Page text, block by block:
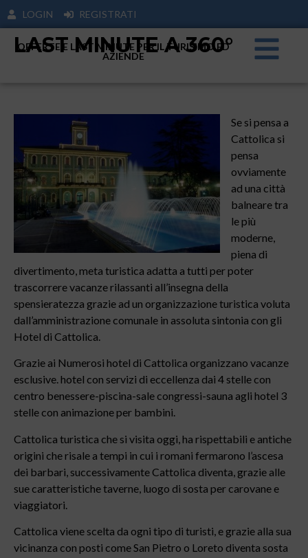
LOGIN REGISTRATI
LAST MINUTE A 360°
OFFERTE E LAST MINUTE PER IL TURISIMO ED
AZIENDE
Se si pensa a
Cattolica si
pensa
ovviamente
ad una città
balneare tra
le più
moderne,
piena di
divertimento, meta turistica adatta a tutti per poter
trascorrere vacanze rilassanti all’insegna della
spensieratezza grazie ad un organizzazione turistica voluta
dall’amministrazione comunale in assoluta sintonia con gli
Hotel di Cattolica.
Grazie ai Numerosi hotel di Cattolica organizzano vacanze
esclusive. hotel con servizi di eccellenza dai 4 stelle con
centro benessere-piscina-sale congressi-sauna agli hotel 3
stelle con animazione per bambini.
Cattolica turistica che si visita oggi, ha rispettabili e antiche
origini che risale a tempi in cui i romani fermarono l’ascesa
dei barbari, successivamente Cattolica diventa, grazie alle
sue caratteristiche taverne, luogo di sosta per carovane e
viaggiatori.
Cattolica viene scelta da ogni tipo di turisti, e grazie alla sua
vicinanza con posti come San Pietro o Loreto diventa sosta